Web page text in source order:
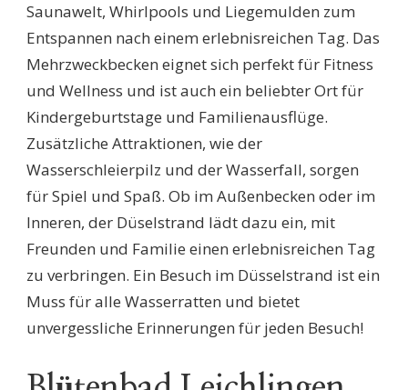
Saunawelt, Whirlpools und Liegemulden zum
Entspannen nach einem erlebnisreichen Tag. Das
Mehrzweckbecken eignet sich perfekt für Fitness
und Wellness und ist auch ein beliebter Ort für
Kindergeburtstage und Familienausflüge.
Zusätzliche Attraktionen, wie der
Wasserschleierpilz und der Wasserfall, sorgen
für Spiel und Spaß. Ob im Außenbecken oder im
Inneren, der Düselstrand lädt dazu ein, mit
Freunden und Familie einen erlebnisreichen Tag
zu verbringen. Ein Besuch im Düsselstrand ist ein
Muss für alle Wasserratten und bietet
unvergessliche Erinnerungen für jeden Besuch!